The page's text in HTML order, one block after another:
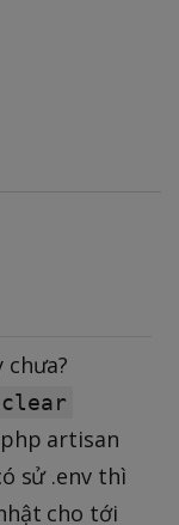
chưa?
artisan
sử .env thì
cho tới